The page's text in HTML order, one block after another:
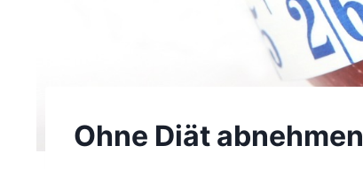
Ohne Diät abnehmen